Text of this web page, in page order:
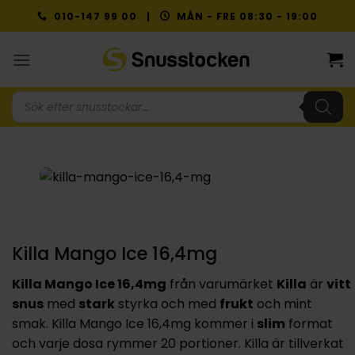
to
010-147 99 00 | MÅN - FRE 08:30 - 19:00
Produktsökning
Killa Mango Ice 16,4mg
Killa Mango Ice 16,4mg från varumärket Killa är vitt
snus med stark styrka och med frukt och mint
smak. Killa Mango Ice 16,4mg kommer i slim format
och varje dosa rymmer 20 portioner. Killa är tillverkat